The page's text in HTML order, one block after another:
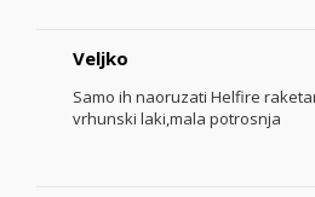
Veljko
Samo ih naoruzati Helfire
vrhunski laki,mala potrosnja